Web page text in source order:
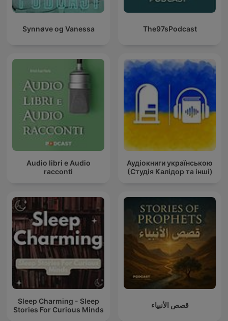
Synnøve og Vanessa The97sPodcast
Audio libri e Audio
racconti
Аудіокниги українською
(Студія Калідор та інші)
Sleep Charming - Sleep
Stories For Curious Minds
قصص الأنبياء